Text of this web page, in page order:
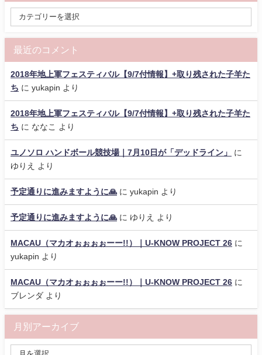
最近のコメント
2018年地上軍フェスティバル【9/7付情報】+取り残された子羊た
ち に yukapin より
2018年地上軍フェスティバル【9/7付情報】+取り残された子羊た
ち に ななこ より
ユノソロ ハンドボール競技場｜7月10日が「デッドライン」
に
ゆりえ
より
予定通りに進みますように🙏 に yukapin より
予定通りに進みますように🙏 に ゆりえ より
MACAU（マカオぉぉぉぉーー!!）｜U-KNOW PROJECT 26 に
yukapin より
MACAU（マカオぉぉぉぉーー!!）｜U-KNOW PROJECT 26 に
ブレンダ より
月別アーカイブ